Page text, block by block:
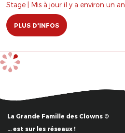
Stage | Mis à jour il y a environ un an.
PLUS D'INFOS
La Grande Famille des Clowns ©
… est sur les réseaux !